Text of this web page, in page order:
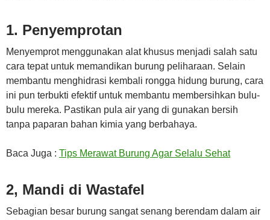
1. Penyemprotan
Menyemprot menggunakan alat khusus menjadi salah satu
cara tepat untuk memandikan burung peliharaan. Selain
membantu menghidrasi kembali rongga hidung burung, cara
ini pun terbukti efektif untuk membantu membersihkan bulu-
bulu mereka. Pastikan pula air yang di gunakan bersih
tanpa paparan bahan kimia yang berbahaya.
Baca Juga : Tips Merawat Burung Agar Selalu Sehat
2, Mandi di Wastafel
Sebagian besar burung sangat senang berendam dalam air